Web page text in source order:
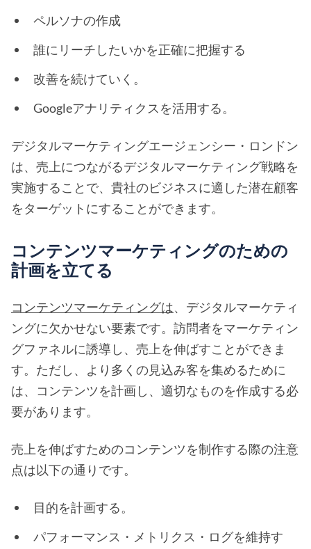
ペルソナの作成
誰にリーチしたいかを正確に把握する
改善を続けていく。
Googleアナリティクスを活用する。
デジタルマーケティングエージェンシー・ロンドン
は、売上につながるデジタルマーケティング戦略を
実施することで、貴社のビジネスに適した潜在顧客
をターゲットにすることができます。
コンテンツマーケティングのための
計画を立てる
コンテンツマーケティングは、デジタルマーケティ
ングに欠かせない要素です。訪問者をマーケティン
グファネルに誘導し、売上を伸ばすことができま
す。ただし、より多くの見込み客を集めるために
は、コンテンツを計画し、適切なものを作成する必
要があります。
売上を伸ばすためのコンテンツを制作する際の注意
点は以下の通りです。
目的を計画する。
パフォーマンス・メトリクス・ログを維持す